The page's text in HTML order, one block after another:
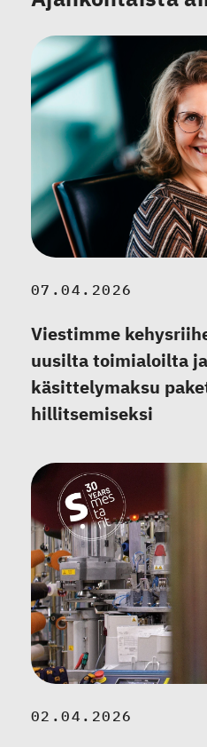
07.04.2026
Viestimme
uusilta toimialoilta
käsittelymaksu
hillitsemiseksi
02.04.2026